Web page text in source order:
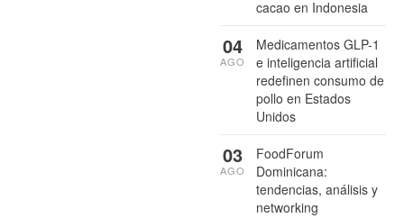
cacao en Indonesia
Medicamentos GLP-1
e inteligencia artificial
redefinen consumo de
pollo en Estados
Unidos
04
AGO
FoodForum
Dominicana:
tendencias, análisis y
networking
03
AGO